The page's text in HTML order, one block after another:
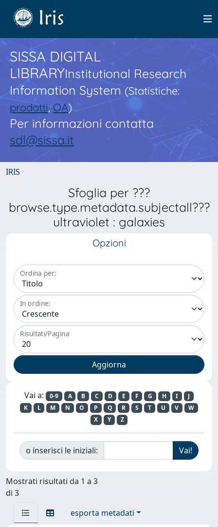
SISSA DIGITAL
LIBRARYInstitutional Research
Information System(Statistiche:
prodotti,OA)
Per informazioni contatta
sdl@sissa.it
IRIS
Sfoglia per ???
browse.type.metadata.subjectall???
ultraviolet : galaxies
Opzioni
Ordina per:
In ordine:
Risultati/Pagina
Vai a: 0-9 A B C D E F G H I
J
K
L M N O P Q R S T U V
W
X
Y Z
o inserisci le iniziali:
Mostrati risultati da 1 a 3
di 3
esporta metadati